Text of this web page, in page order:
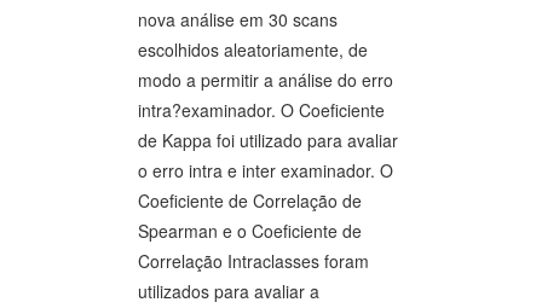
nova análise em 30 scans
escolhidos aleatoriamente, de
modo a permitir a análise do erro
intra?examinador. O Coeficiente
de Kappa foi utilizado para avaliar
o erro intra e inter examinador. O
Coeficiente de Correlação de
Spearman e o Coeficiente de
Correlação Intraclasses foram
utilizados para avaliar a